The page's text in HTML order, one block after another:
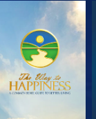
REGARDER